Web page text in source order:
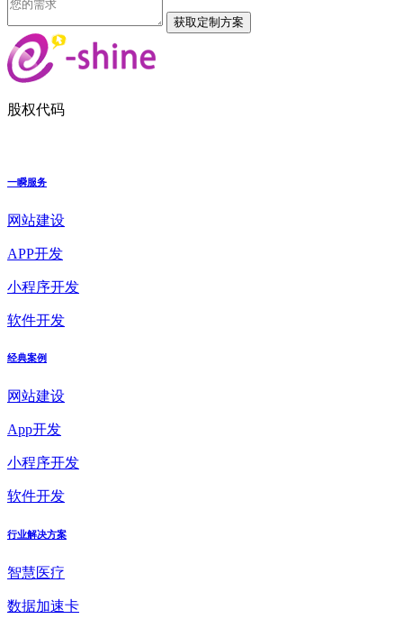
股权代码
一瞬服务
网站建设
APP开发
小程序开发
软件开发
经典案例
网站建设
App开发
小程序开发
软件开发
行业解决方案
智慧医疗
数据加速卡